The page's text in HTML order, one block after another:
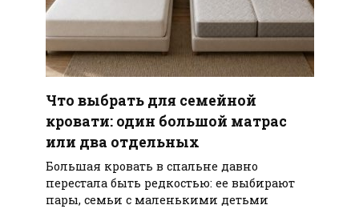
Что выбрать для семейной
кровати: один большой матрас
или два отдельных
Большая кровать в спальне давно
перестала быть редкостью: ее выбирают
пары, семьи с маленькими детьми